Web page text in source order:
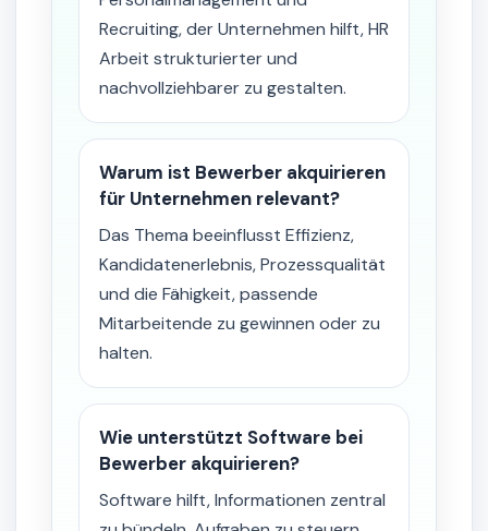
Recruiting, der Unternehmen hilft, HR
Arbeit strukturierter und
nachvollziehbarer zu gestalten.
Warum ist Bewerber akquirieren
für Unternehmen relevant?
Das Thema beeinflusst Effizienz,
Kandidatenerlebnis, Prozessqualität
und die Fähigkeit, passende
Mitarbeitende zu gewinnen oder zu
halten.
Wie unterstützt Software bei
Bewerber akquirieren?
Software hilft, Informationen zentral